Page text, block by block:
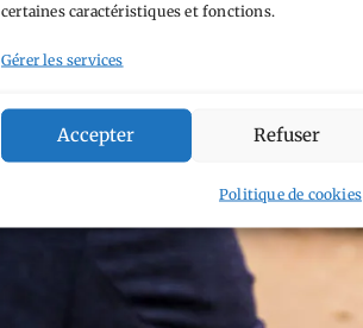
certaines caractéristiques et fonctions.
Gérer les services
Accepter Refuser
Politique de cookies